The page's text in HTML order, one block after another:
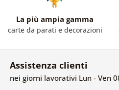
La più ampia gamma
carte da parati e decorazioni
Assistenza clienti
nei giorni lavorativi Lun - Ven